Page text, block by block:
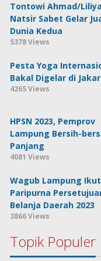
Tontowi Ahmad/
Natsir Sabet Gelar
Dunia Kedua
5378 Views
Pesta Yoga
Bakal Digelar di
4265 Views
HPSN 2023, Pemprov
Lampung Bersih-
Panjang
4081 Views
Wagub Lampung
Paripurna
Belanja Daerah 2023
3866 Views
Topik Populer